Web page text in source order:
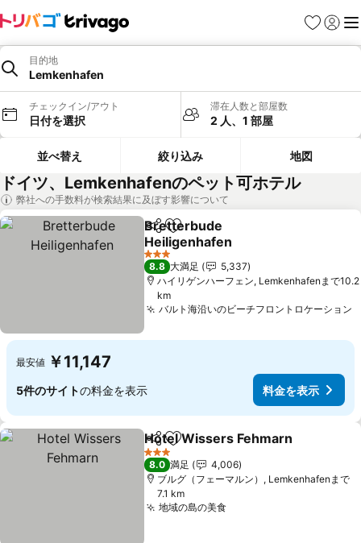
お気に入り
ログイ
メ
目的地
Lemkenhafen
チェックイン/アウト
日付を選択
滞在人数と部屋数
2 人、1 部屋
並べ替え 絞り込み 地図
ドイツ、Lemkenhafenのペット可ホテル
弊社への手数料が検索結果に及ぼす影響について
シェアお気に入りに追加
Bretterbude
Heiligenhafen
料金を表示
3 ホテルのランク
8.8 大満足
5,337
ハイリゲンハーフェン, Lemkenhafenまで10.2
km
バルト海沿いのビーチフロントロケーション
最安値 ￥11,147
5件のサイトの料金を表示 料金を表示
シェアお気に入りに追加
Hotel Wissers Fehmarn
3 ホテルのランク
8.0 満足
4,006
ブルグ（フェーマルン）, Lemkenhafenまで
7.1 km
地域の島の美食料金を表示